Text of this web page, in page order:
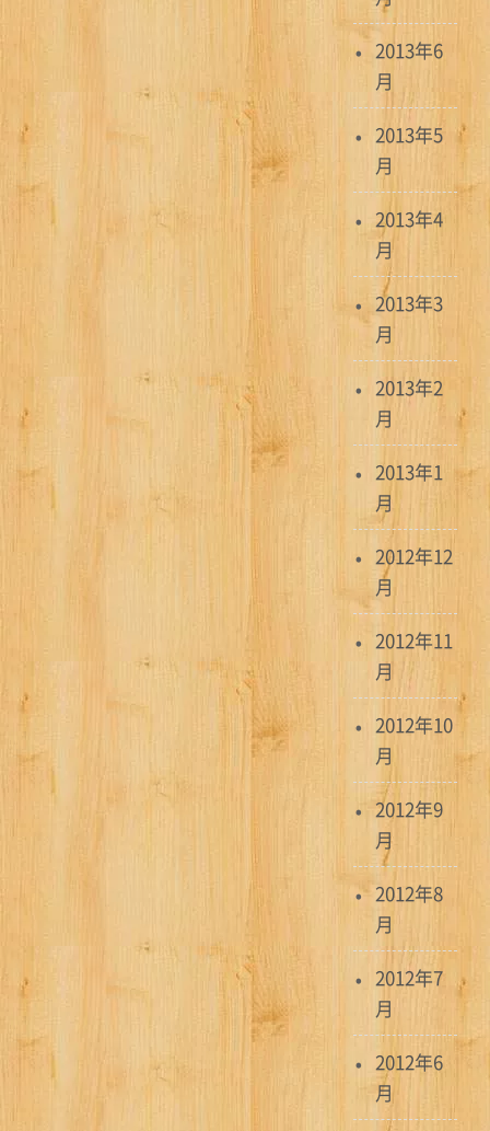
2013年6
月
2013年5
月
2013年4
月
2013年3
月
2013年2
月
2013年1
月
2012年12
月
2012年11
月
2012年10
月
2012年9
月
2012年8
月
2012年7
月
2012年6
月